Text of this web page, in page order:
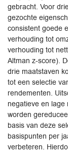
gebracht. Voor
gezochte
consistent goede
verhouding tot
verhouding tot
Altman z-score).
drie maatstaven
tot een selectie
rendementen.
negatieve en
worden
basis van deze
basispunten per
verbeteren.